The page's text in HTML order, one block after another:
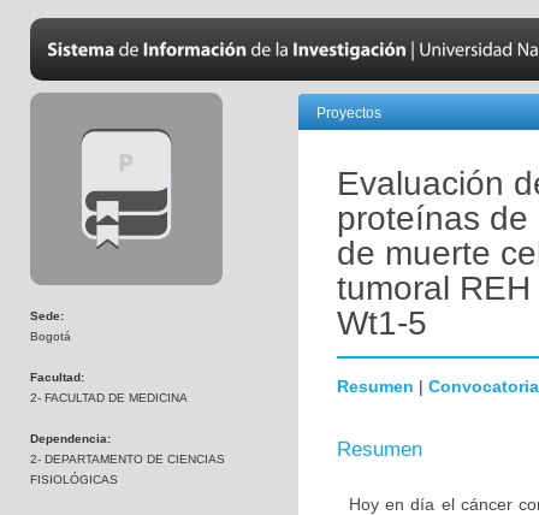
Sede:
Bogotá
Facultad:
2- FACULTAD DE MEDICINA
Dependencia:
2- DEPARTAMENTO DE CIENCIAS
FISIOLÓGICAS
Proyectos
Evaluación
proteínas de
de muerte
tumoral
Wt1-5
Resumen | Convocatoria
Resumen
Hoy en día el cáncer